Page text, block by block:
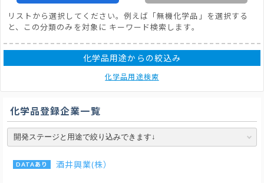
リストから選択してください。例えば「無機化学品」を選択する
と、この分類のみを対象に キーワード検索します。
化学品用途からの絞込み
化学品用途検索
化学品登録企業一覧
酒井興業(株）